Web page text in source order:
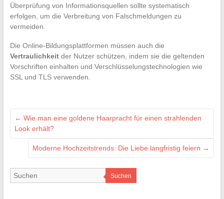
Überprüfung von Informationsquellen sollte systematisch
erfolgen, um die Verbreitung von Falschmeldungen zu
vermeiden.
Die Online-Bildungsplattformen müssen auch die
Vertraulichkeitder Nutzer schützen, indem sie die geltenden
Vorschriften einhalten und Verschlüsselungstechnologien wie
SSL und TLS verwenden.
← Wie man eine goldene Haarpracht für einen strahlenden
Look erhält?
Moderne Hochzeitstrends: Die Liebe langfristig feiern →
Suchen